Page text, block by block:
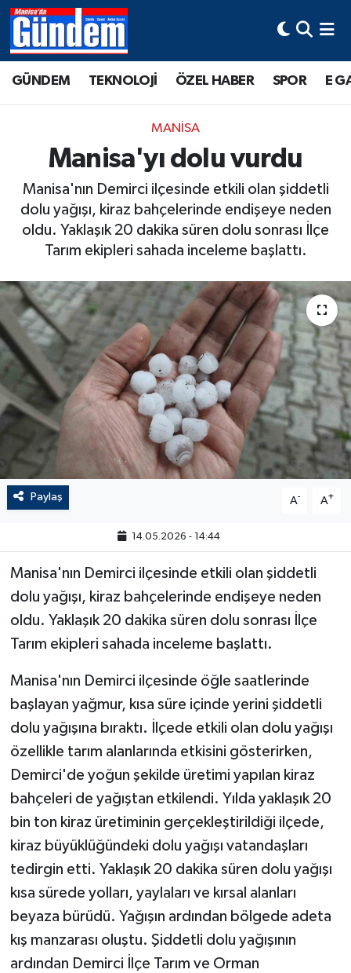
GÜNDEM TEKNOLOJİ ÖZEL HABER SPOR E
MANİSA
Manisa'yı dolu vurdu
Manisa'nın Demirci ilçesinde etkili olan şiddetli
dolu yağışı, kiraz bahçelerinde endişeye neden
oldu. Yaklaşık 20 dakika süren dolu sonrası İlçe
Tarım ekipleri sahada inceleme başlattı.
Paylaş A- A+
14.05.2026 - 14:44
Manisa'nın Demirci ilçesinde etkili olan şiddetli
dolu yağışı, kiraz bahçelerinde endişeye neden
oldu. Yaklaşık 20 dakika süren dolu sonrası İlçe
Tarım ekipleri sahada inceleme başlattı.
Manisa'nın Demirci ilçesinde öğle saatlerinde
başlayan yağmur, kısa süre içinde yerini şiddetli
dolu yağışına bıraktı. İlçede etkili olan dolu yağışı
özellikle tarım alanlarında etkisini gösterirken,
Demirci'de yoğun şekilde üretimi yapılan kiraz
bahçeleri de yağıştan etkilendi. Yılda yaklaşık 20
bin ton kiraz üretiminin gerçekleştirildiği ilçede,
kiraz büyüklüğündeki dolu yağışı vatandaşları
tedirgin etti. Yaklaşık 20 dakika süren dolu yağışı
kısa sürede yolları, yaylaları ve kırsal alanları
beyaza bürüdü. Yağışın ardından bölgede adeta
kış manzarası oluştu. Şiddetli dolu yağışının
ardından Demirci İlçe Tarım ve Orman
Manisa Hava Durumu
Son Dakika Haberleri
Haber Arşivi